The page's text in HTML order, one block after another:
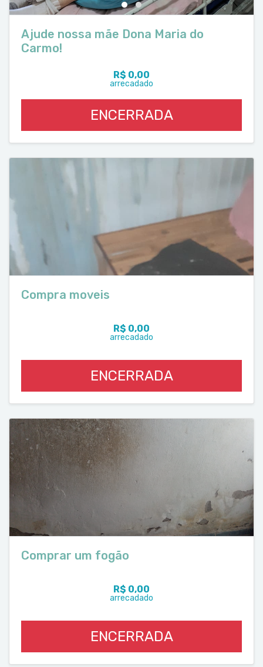
Ajude nossa mãe Dona Maria do
Carmo!
R$ 0,00
arrecadado
ENCERRADA
Compra moveis
R$ 0,00
arrecadado
ENCERRADA
Comprar um fogão
R$ 0,00
arrecadado
ENCERRADA